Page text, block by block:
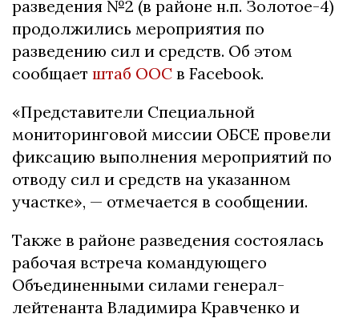
разведения №2 (в районе н.п. Золотое-4)
продолжились мероприятия по
разведению сил и средств. Об этом
сообщает штаб ООС в Facebook.
«Представители Специальной
мониторинговой миссии ОБСЕ провели
фиксацию выполнения мероприятий по
отводу сил и средств на указанном
участке», — отмечается в сообщении.
Также в районе разведения состоялась
рабочая встреча командующего
Объединенными силами генерал-
лейтенанта Владимира Кравченко и